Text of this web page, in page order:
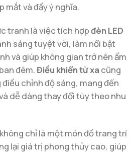
mắt và đầy ý nghĩa.
tranh là việc tích hợpđèn LED
sáng tuyệt vời, làm nổi bật
và giúp không gian trở nên ấm
đêm.Điều khiển từ xa cũng
chỉnh độ sáng, mang đến
dễ dàng thay đổi tùy theo nhu
chỉ là một món đồ trang trí
lại giá trị phong thủy cao, giúp